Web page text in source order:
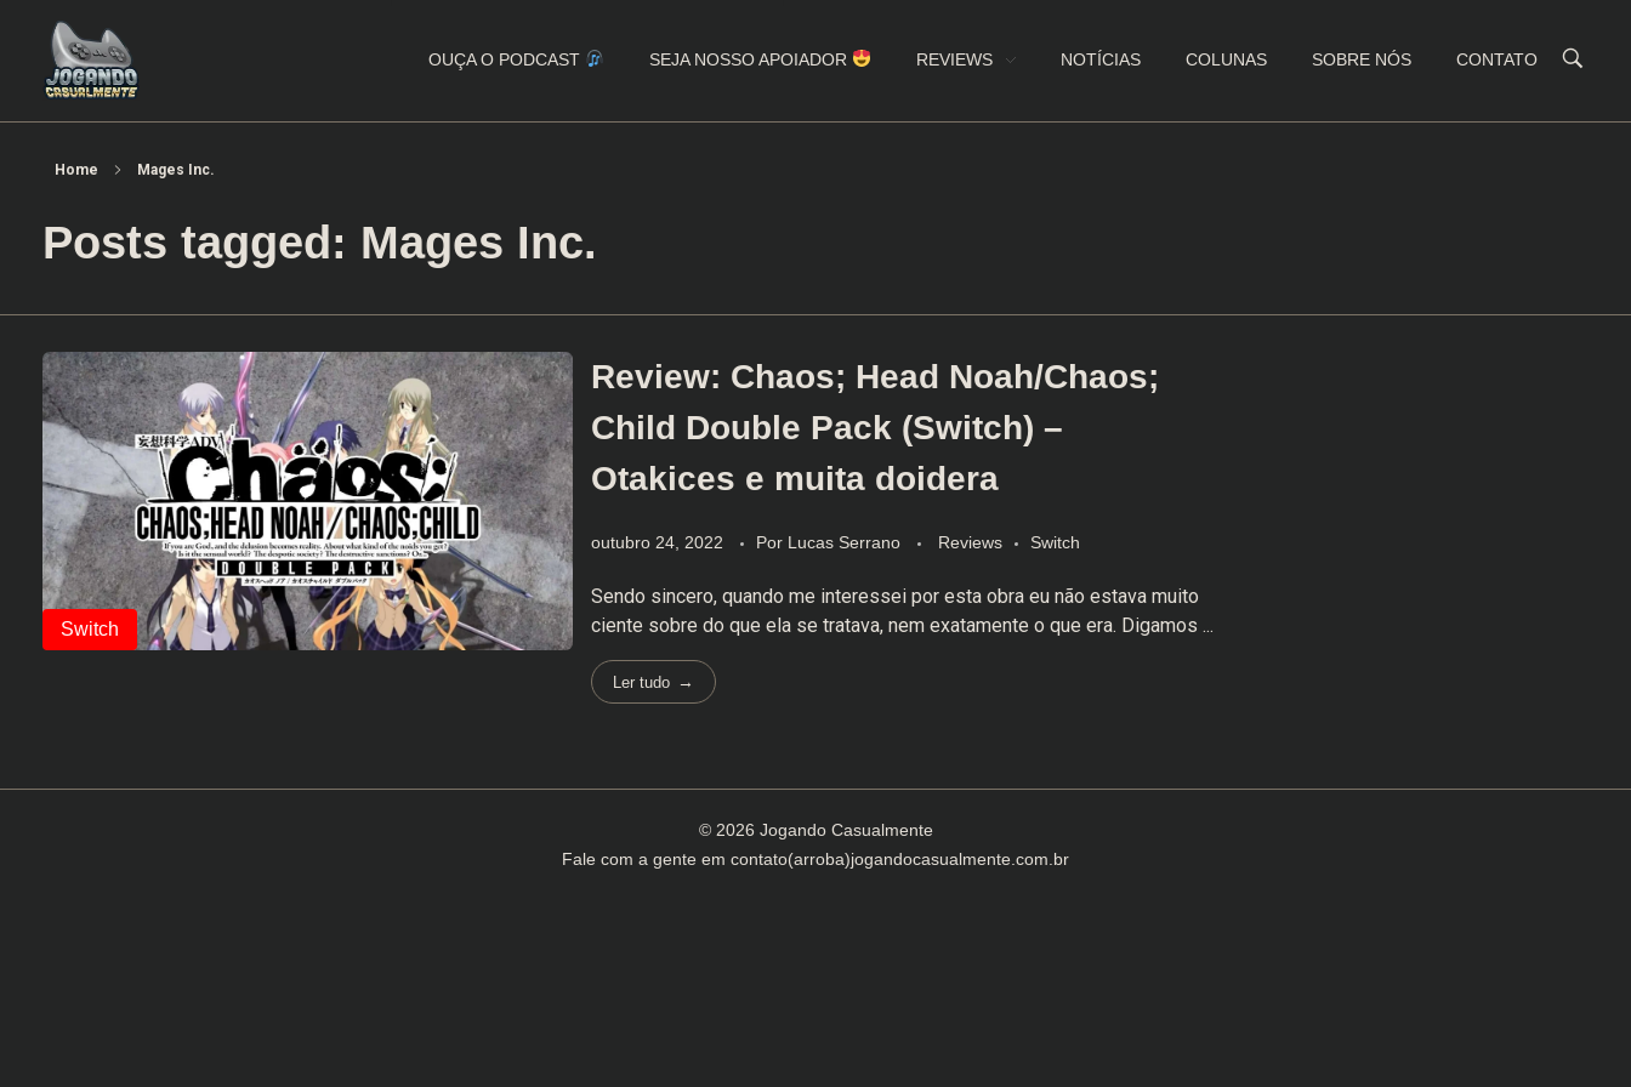
OUÇA O PODCAST SEJA NOSSO APOIADOR REVIEWS NOTÍCIAS COLUNAS SOBRE NÓS CONTATO
Home Mages Inc.
Posts tagged: Mages Inc.
Review: Chaos; Head Noah/Chaos;
Child Double Pack (Switch) –
Otakices e muita doidera
outubro 24, 2022 Por Lucas Serrano Reviews Switch
Sendo sincero, quando me interessei por esta obra eu não estava muito
ciente sobre do que ela se tratava, nem exatamente o que era. Digamos ...
Ler tudo
© 2026 Jogando Casualmente
Fale com a gente em contato(arroba)jogandocasualmente.com.br